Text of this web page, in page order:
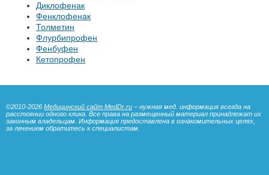
Диклофенак
Фенклофенак
Толметин
Флурбипрофен
Фенбуфен
Кетопрофен
©2010-2026 Медицинский сайт MedDr.ru – нужная мед. информация всегда на
расстоянии одного клика. Все права на размещенный материал принадлежат их
законным владельцам. Информация предоставлена в ознакомительных целях,
за лечением обратитесь к специалистам.